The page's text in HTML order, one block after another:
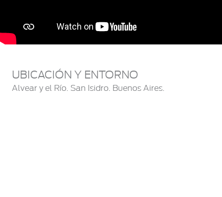
UBICACIÓN Y ENTORNO
Alvear y el Río. San Isidro. Buenos Aires.